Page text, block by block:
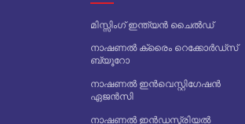
മിസ്സിംഗ് ഇന്ത്യൻ ചൈൽഡ്
നാഷണൽ ക്രൈം റെക്കോർഡ്‌സ്
ബ്യൂറോ
നാഷണൽ ഇൻവെസ്റ്റിഗേഷൻ
ഏജൻസി
നാഷണൽ ഇൻഡസ്ട്രിയൽ